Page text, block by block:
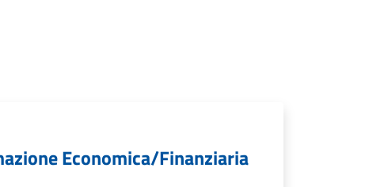
Economica/Finanziaria